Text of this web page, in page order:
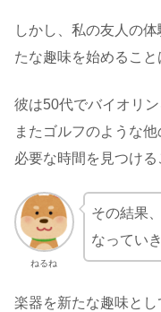
しかし、私の友人の
たな趣味を始めること
彼は50代でバイオリ
またゴルフのような
必要な時間を見つける
ねるね
その結果
なってい
楽器を新たな趣味と